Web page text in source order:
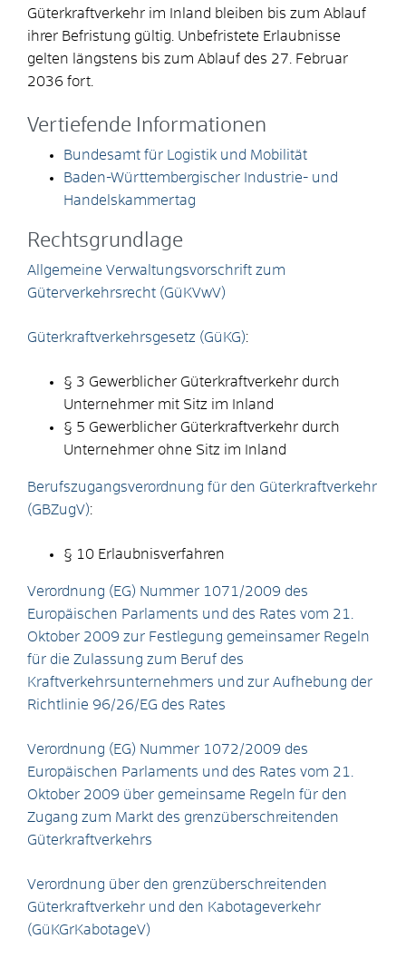
Güterkraftverkehr im Inland bleiben bis zum Ablauf
ihrer Befristung gültig. Unbefristete Erlaubnisse
gelten längstens bis zum Ablauf des 27. Februar
2036 fort.
Vertiefende Informationen
Bundesamt für Logistik und Mobilität
Baden-Württembergischer Industrie- und
Handelskammertag
Rechtsgrundlage
Allgemeine Verwaltungsvorschrift zum
Güterverkehrsrecht (GüKVwV)
Güterkraftverkehrsgesetz (GüKG):
§ 3 Gewerblicher Güterkraftverkehr durch
Unternehmer mit Sitz im Inland
§ 5 Gewerblicher Güterkraftverkehr durch
Unternehmer ohne Sitz im Inland
Berufszugangsverordnung für den Güterkraftverkehr
(GBZugV):
§ 10 Erlaubnisverfahren
Verordnung (EG) Nummer 1071/2009 des
Europäischen Parlaments und des Rates vom 21.
Oktober 2009 zur Festlegung gemeinsamer Regeln
für die Zulassung zum Beruf des
Kraftverkehrsunternehmers und zur Aufhebung der
Richtlinie 96/26/EG des Rates
Verordnung (EG) Nummer 1072/2009 des
Europäischen Parlaments und des Rates vom 21.
Oktober 2009 über gemeinsame Regeln für den
Zugang zum Markt des grenzüberschreitenden
Güterkraftverkehrs
Verordnung über den grenzüberschreitenden
Güterkraftverkehr und den Kabotageverkehr
(GüKGrKabotageV)